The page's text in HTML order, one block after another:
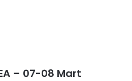
– 07-08 Mart